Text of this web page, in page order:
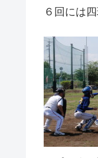
６回には